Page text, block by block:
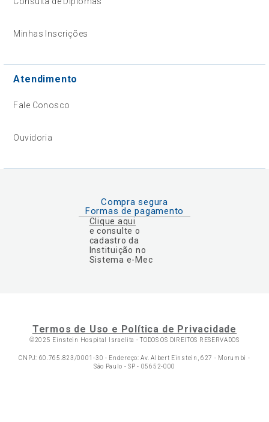
Minhas Inscrições
Atendimento
Fale Conosco
Ouvidoria
Compra segura
Formas de pagamento
Clique aqui
e consulte o
cadastro da
Instituição no
Sistema e-Mec
Termos de Uso e Política de Privacidade
©2025 Einstein Hospital Israelita -TODOS OS DIREITOS RESERVADOS
CNPJ: 60.765.823/0001-30 - Endereço: Av. Albert Einstein, 627 - Morumbi -
São Paulo - SP - 05652-000